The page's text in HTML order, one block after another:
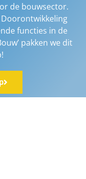
de bouwsector.
functies in de
pakken we dit